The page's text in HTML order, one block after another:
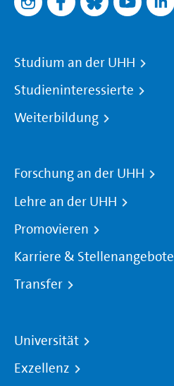
Studium an der UHH
Studieninteressierte
Weiterbildung
Forschung an der UHH
Lehre an der UHH
Promovieren
Karriere & Stellenangebote
Transfer
Universität
Exzellenz